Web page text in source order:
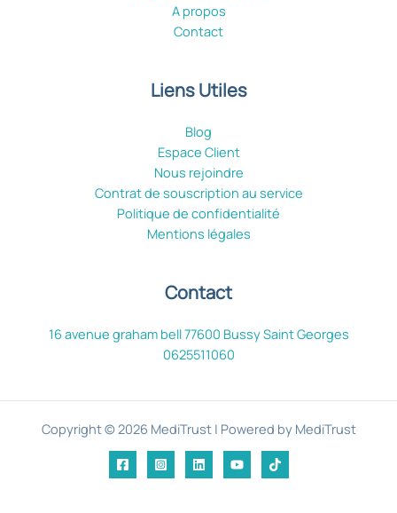
A propos
Contact
Liens Utiles
Blog
Espace Client
Nous rejoindre
Contrat de souscription au service
Politique de confidentialité
Mentions légales
Contact
16 avenue graham bell 77600 Bussy Saint Georges
0625511060
Copyright © 2026 MediTrust | Powered by MediTrust